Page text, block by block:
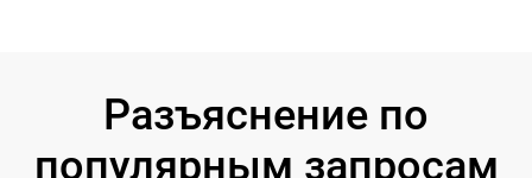
Разъяснение по
популярным запросам